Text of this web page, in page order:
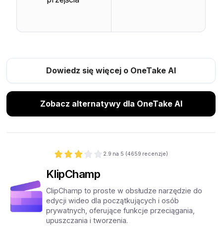
Dowiedz się więcej o OneTake AI
Zobacz alternatywy dla OneTake AI
2.9 na 5 (4659 recenzje)
KlipChamp
ClipChamp to proste w obsłudze narzędzie do
edycji wideo dla początkujących i osób
prywatnych, oferujące funkcje przeciągania,
upuszczania i tworzenia.